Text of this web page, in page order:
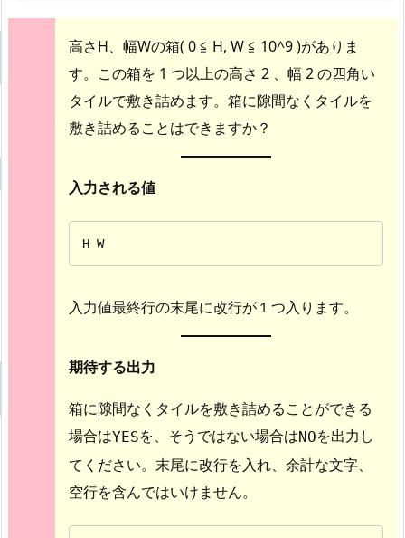
高さH、幅Wの箱( 0 ≦ H, W ≦ 10^9 )がありま
す。この箱を 1 つ以上の高さ 2 、幅 2 の四角い
タイルで敷き詰めます。箱に隙間なくタイルを
敷き詰めることはできますか？
入力される値
H W
入力値最終行の末尾に改行が１つ入ります。
期待する出力
箱に隙間なくタイルを敷き詰めることができる
場合はYESを、そうではない場合はNOを出力し
てください。末尾に改行を入れ、余計な文字、
空行を含んではいけません。